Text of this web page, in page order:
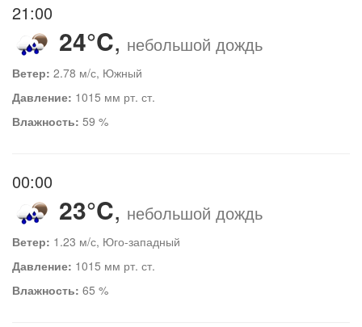
21:00
24°C, небольшой дождь
Ветер: 2.78 м/с, Южный
Давление: 1015 мм рт. ст.
Влажность: 59 %
00:00
23°C, небольшой дождь
Ветер: 1.23 м/с, Юго-западный
Давление: 1015 мм рт. ст.
Влажность: 65 %